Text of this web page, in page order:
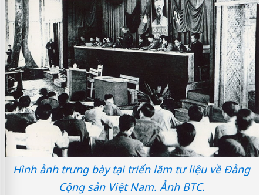
Hình ảnh trưng bày tại triển lãm tư liệu về Đảng
Cộng sản Việt Nam. Ảnh BTC.